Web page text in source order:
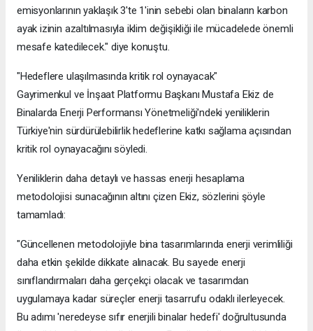
emisyonlarının yaklaşık 3'te 1'inin sebebi olan binaların karbon
ayak izinin azaltılmasıyla iklim değişikliği ile mücadelede önemli
mesafe katedilecek." diye konuştu.
"Hedeflere ulaşılmasında kritik rol oynayacak"
Gayrimenkul ve İnşaat Platformu Başkanı Mustafa Ekiz de
Binalarda Enerji Performansı Yönetmeliği'ndeki yeniliklerin
Türkiye'nin sürdürülebilirlik hedeflerine katkı sağlama açısından
kritik rol oynayacağını söyledi.
Yeniliklerin daha detaylı ve hassas enerji hesaplama
metodolojisi sunacağının altını çizen Ekiz, sözlerini şöyle
tamamladı:
"Güncellenen metodolojiyle bina tasarımlarında enerji verimliliği
daha etkin şekilde dikkate alınacak. Bu sayede enerji
sınıflandırmaları daha gerçekçi olacak ve tasarımdan
uygulamaya kadar süreçler enerji tasarrufu odaklı ilerleyecek.
Bu adımı 'neredeyse sıfır enerjili binalar hedefi' doğrultusunda